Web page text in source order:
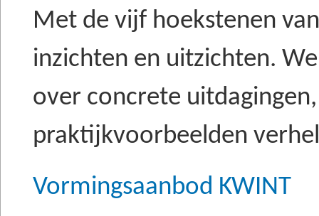
Met de vijf hoekstenen
inzichten en uitzichten.
over concrete
praktijkvoorbeelden
Vormingsaanbod KWINT